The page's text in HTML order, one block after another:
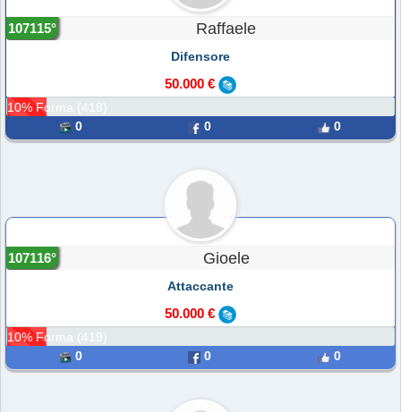
Raffaele
107115°
Difensore
50.000 €
10% Forma (418)
0
0 0
Gioele
107116°
Attaccante
50.000 €
10% Forma (419)
0
0 0